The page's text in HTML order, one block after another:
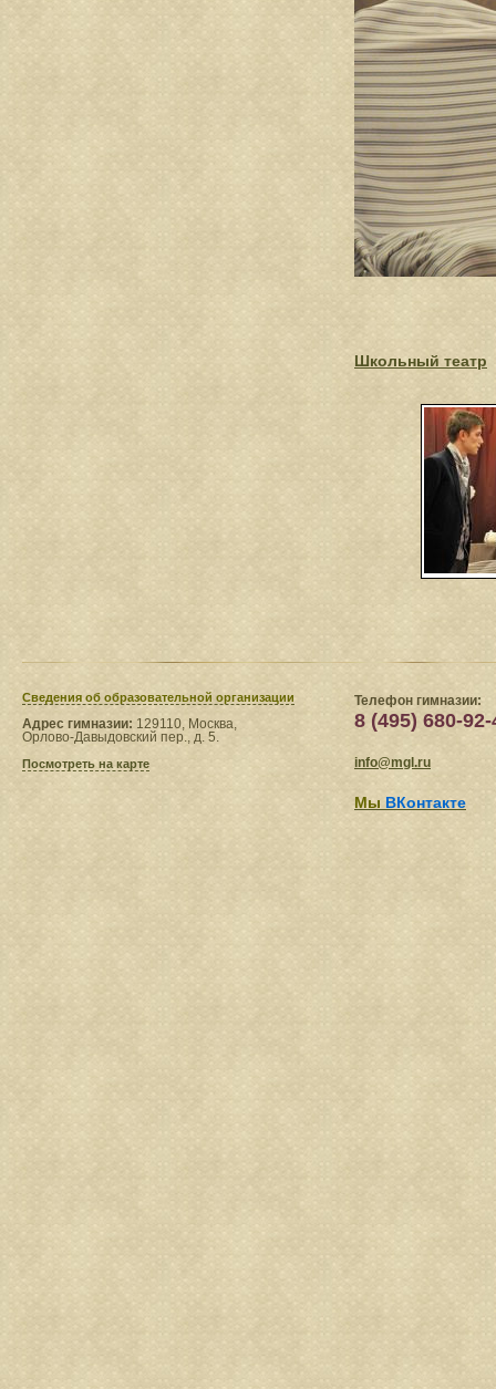
Школьный театр
Сведения​ об образовательной организации
Адрес гимназии: 129110, Москва,
Орлово-Давыдовский пер., д. 5.
Посмотреть на карте
Телефон гимназии:
8 (495) 680-92-
info@mgl.ru
Мы ВКонтакте